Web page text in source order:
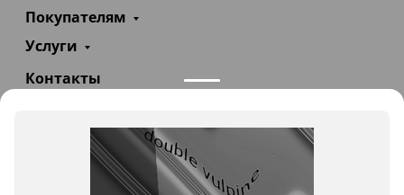
Покупателям
Услуги
Контакты
info@teploexpert.com
Пн—Сб 09:00 – 18:00